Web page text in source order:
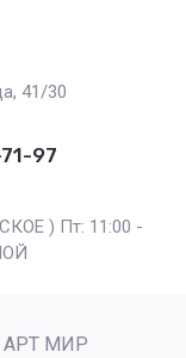
41/30
97
) Пт: 11:00 -
АРТ МИР